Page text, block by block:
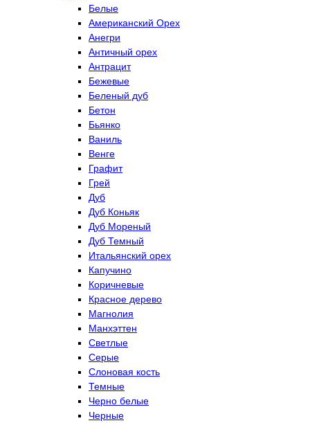
Белые
Американский Орех
Анегри
Античный орех
Антрацит
Бежевые
Беленый дуб
Бетон
Бьянко
Ваниль
Венге
Графит
Грей
Дуб
Дуб Коньяк
Дуб Мореный
Дуб Темный
Итальянский орех
Капучино
Коричневые
Красное дерево
Магнолия
Манхэттен
Светлые
Серые
Слоновая кость
Темные
Черно белые
Черные